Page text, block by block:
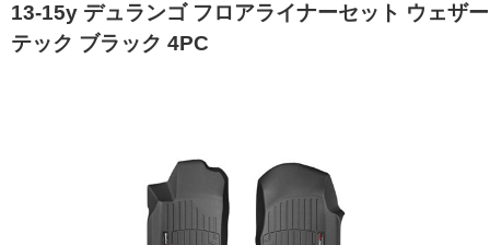
13-15y デュランゴ フロアライナーセット ウェザー
テック ブラック 4PC